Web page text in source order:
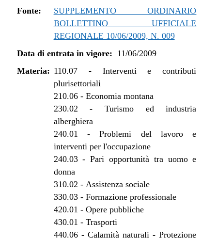
dal 01/01/2017 al 11/04/2018
dal 13/08/2016 al 31/12/2016
dal 01/01/2016 al 12/08/2016
dal 30/05/2015 al 10/08/2015
dal 01/03/2015 al 29/05/2015
dal 08/08/2014 al 28/02/2015
dal 14/08/2013 al 07/08/2014
dal 01/01/2013 al 13/08/2013
dal 29/12/2012 al 31/12/2012
dal 01/01/2013 al 28/12/2012
dal 18/10/2012 al 31/12/2012
dal 28/07/2012 al 17/10/2012
dal 29/03/2012 al 27/07/2012
dal 01/01/2012 al 28/03/2012
dal 25/08/2011 al 31/12/2011
dal 23/06/2011 al 24/08/2011
dal 14/04/2011 al 22/06/2011
Fonte:
SUPPLEMENTO ORDINARIO
BOLLETTINO UFFICIALE
REGIONALE 10/06/2009, N. 009
Data di entrata in vigore: 11/06/2009
Materia: 110.07- Interventi e contributi
plurisettoriali
210.06- Economia montana
230.02 -Turismo ed industria
alberghiera
240.01 -Problemi del lavoro e
interventi per l'occupazione
240.03-Pari opportunità tra uomo e
donna
310.02 - Assistenza sociale
330.03- Formazione professionale
420.01 - Opere pubbliche
430.01 - Trasporti
440.06- Calamità naturali - Protezione